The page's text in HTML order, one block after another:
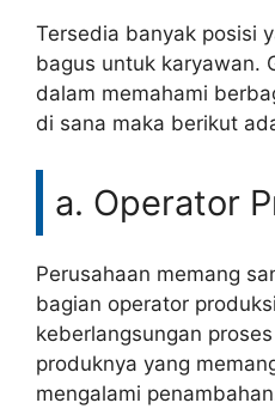
Tersedia banyak posisi
bagus untuk karyawan.
dalam memahami
di sana maka berikut
a. Operator
Perusahaan memang
bagian operator
keberlangsungan
produknya yang
mengalami